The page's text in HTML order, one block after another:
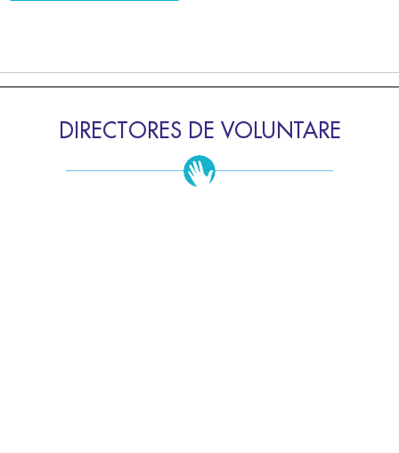
DIRECTORES DE VOLUNTARE